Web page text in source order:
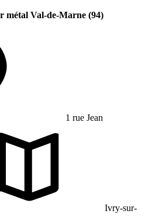
métal Val-de-Marne (94)
1 rue Jean
Ivry-sur-